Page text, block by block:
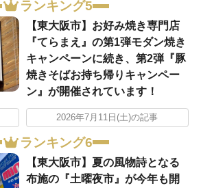
ランキング5
【東大阪市】お好み焼き専門店
『てらまえ』の第1弾モダン焼き
キャンペーンに続き、第2弾『豚
焼きそばお持ち帰りキャンペー
ン』が開催されています！
2026年7月11日(土)の記事
ランキング6
【東大阪市】夏の風物詩となる
布施の『土曜夜市』が今年も開